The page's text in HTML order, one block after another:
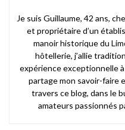
Je suis Guillaume, 42 ans,
et propriétaire d’un
manoir historique du
hôtellerie, j’allie
expérience exceptionnelle
partage mon savoir-faire
travers ce blog, dans le
amateurs passionnés